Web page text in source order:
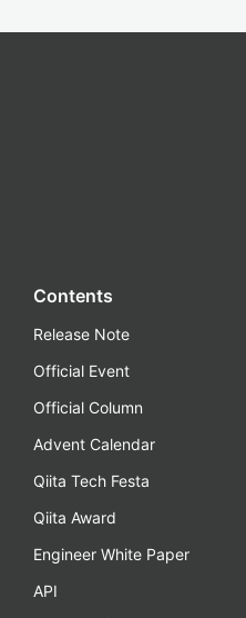
Contents
Release Note
Official Event
Official Column
Advent Calendar
Qiita Tech Festa
Qiita Award
Engineer White Paper
API